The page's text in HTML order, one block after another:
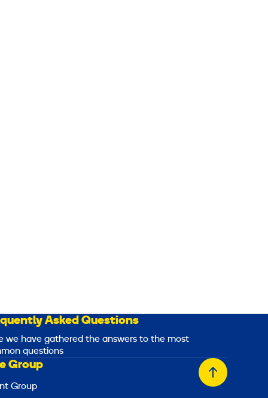
Asked Questions
we have gathered the answers to the most
questions
Group
Group
Back